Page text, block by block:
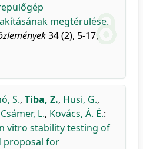
megtérülése.
34 (2), 5-17,
S., Tiba, Z., Husi, G.,
Csámer, L., Kovács, Á. É.:
vitro stability testing of
proposal for